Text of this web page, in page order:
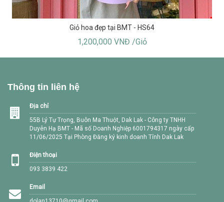
Giỏ hoa đẹp tại BMT - HS64
1,200,000 VNĐ /Giỏ
Thông tin liên hệ
Địa chỉ
55B Lý Tự Trọng, Buôn Ma Thuột, Dak Lak - Công ty TNHH
Duyên Hạ BMT - Mã số Doanh Nghiệp 6001794317 ngày cấp
11/06/2025 Tại Phòng Đăng ký kinh doanh Tỉnh Dak Lak
Điện thoại
093 3839 422
Email